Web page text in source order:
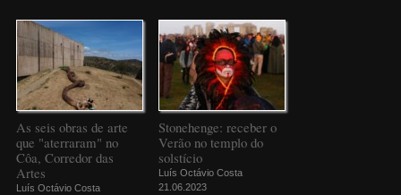
As seis obras de arte
que "aterraram" no
Côa, Corredor das
Artes
Luís Octávio Costa
Stonehenge: receber o
Verão no templo do
solstício
Luís Octávio Costa
21.06.2023